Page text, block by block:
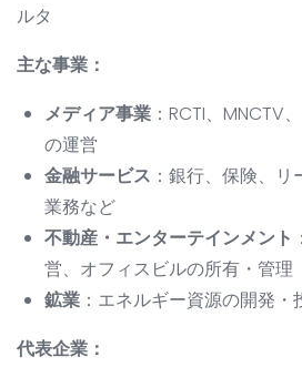
ルタ
主な事業：
メディア事業 ：RCTI、MNCTV
の運営
金融サービス ：銀行、保険、
業務など
不動産・エンターテインメント
営、オフィスビルの所有・管理
鉱業 ：エネルギー資源の開発・
代表企業：